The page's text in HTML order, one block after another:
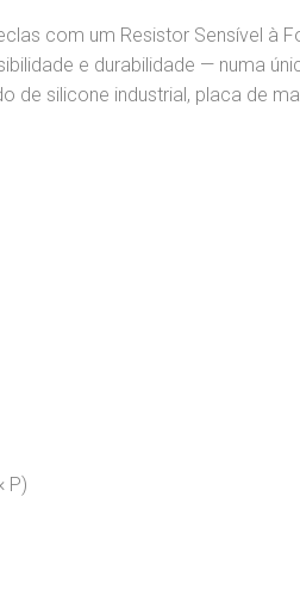
com um Resistor Sensível à
e durabilidade — numa
silicone industrial, placa de
P)